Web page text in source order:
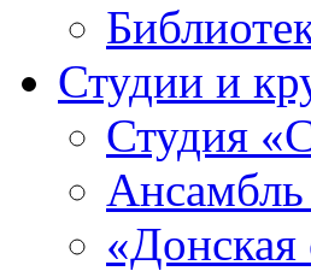
Студии и
Студия
«Донская